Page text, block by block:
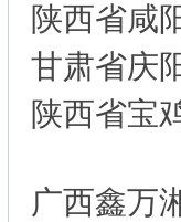
陕西省咸
甘肃省庆
陕西省宝
广西鑫万